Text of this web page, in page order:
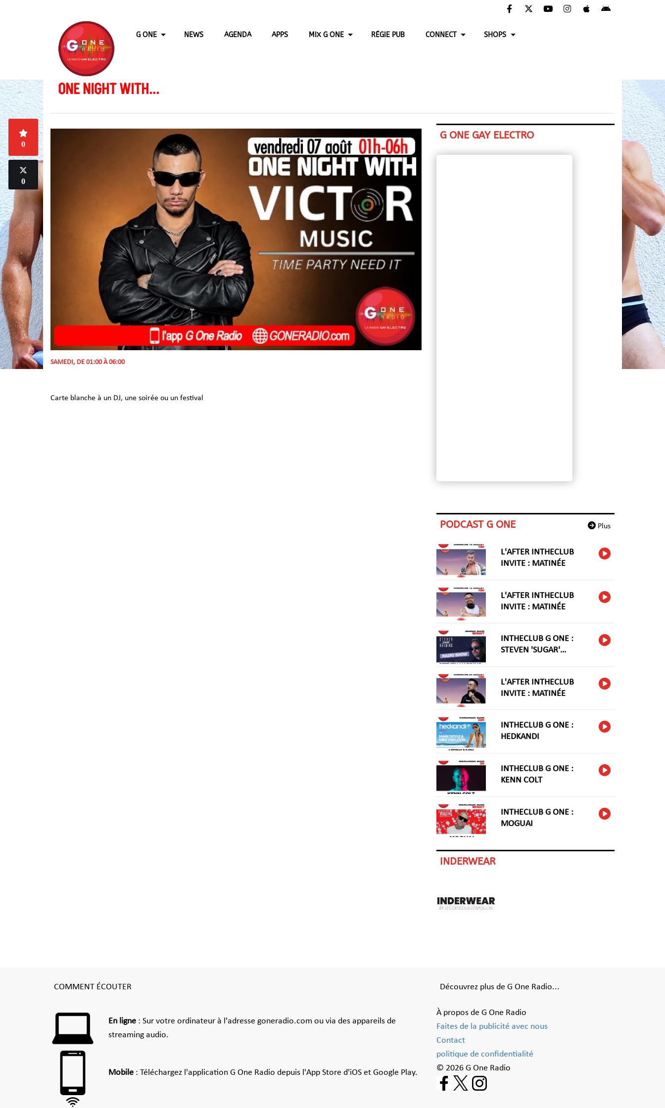
G ONE NEWS AGENDA APPS MIX G ONE RÉGIE PUB CONNECT SHOPS
ONE NIGHT WITH...
0
0
SAMEDI, DE 01:00 À 06:00
Carte blanche à un DJ, une soirée ou un festival
G ONE GAY ELECTRO
Plus
PODCAST G ONE
L'AFTER INTHECLUB
INVITE : MATINÉE
L'AFTER INTHECLUB
INVITE : MATINÉE
INTHECLUB G ONE :
STEVEN 'SUGAR'
L'AFTER INTHECLUB
INVITE : MATINÉE
INTHECLUB G ONE :
HEDKANDI
INTHECLUB G ONE :
KENN COLT
INTHECLUB G ONE :
MOGUAI
INDERWEAR
COMMENT ÉCOUTER
En ligne : Sur votre ordinateur à l'adresse goneradio.com ou via des appareils de
streaming audio.
Mobile : Téléchargez l'application G One Radio depuis l'App Store d'iOS et Google Play.
Découvrez plus de G One Radio...
À propos de G One Radio
Faites de la publicité avec nous
Contact
politique de confidentialité
© 2026 G One Radio